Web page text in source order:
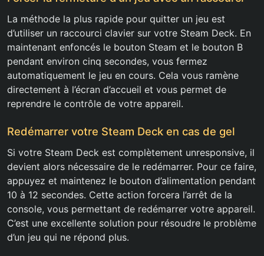
La méthode la plus rapide pour quitter un jeu est
d’utiliser un raccourci clavier sur votre Steam Deck. En
maintenant enfoncés le bouton Steam et le bouton B
pendant environ cinq secondes, vous fermez
automatiquement le jeu en cours. Cela vous ramène
directement à l’écran d’accueil et vous permet de
reprendre le contrôle de votre appareil.
Redémarrer votre Steam Deck en cas de gel
Si votre Steam Deck est complètement unresponsive, il
devient alors nécessaire de le redémarrer. Pour ce faire,
appuyez et maintenez le bouton d’alimentation pendant
10 à 12 secondes. Cette action forcera l’arrêt de la
console, vous permettant de redémarrer votre appareil.
C’est une excellente solution pour résoudre le problème
d’un jeu qui ne répond plus.